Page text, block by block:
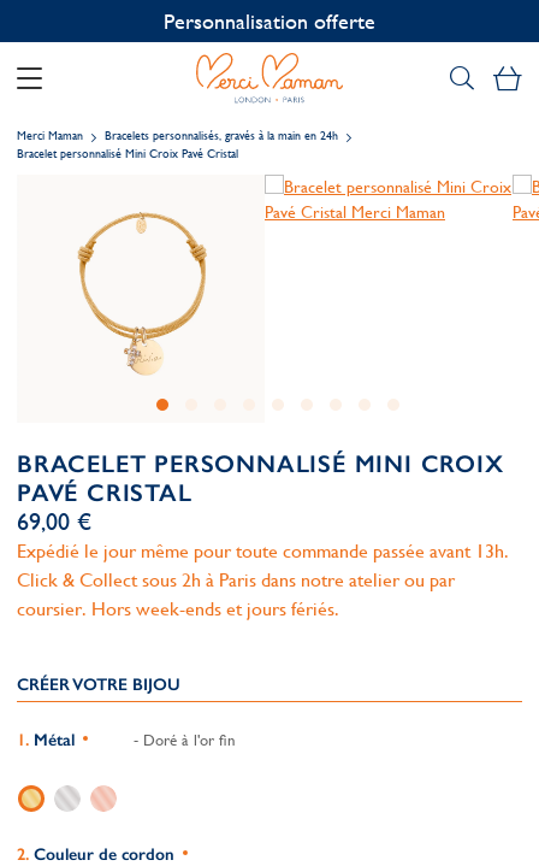
Personnalisation offerte
Merci Maman
Bracelets personnalisés, gravés à la main en 24h
Bracelet personnalisé Mini Croix Pavé Cristal
BRACELET PERSONNALISÉ MINI CROIX
PAVÉ CRISTAL
69,00 €
Expédié le jour même pour toute commande passée avant 13h.
Click & Collect sous 2h à Paris dans notre atelier ou par
coursier. Hors week-ends et jours fériés.
CRÉER VOTRE BIJOU
Métal - Doré à l'or fin
Couleur de cordon